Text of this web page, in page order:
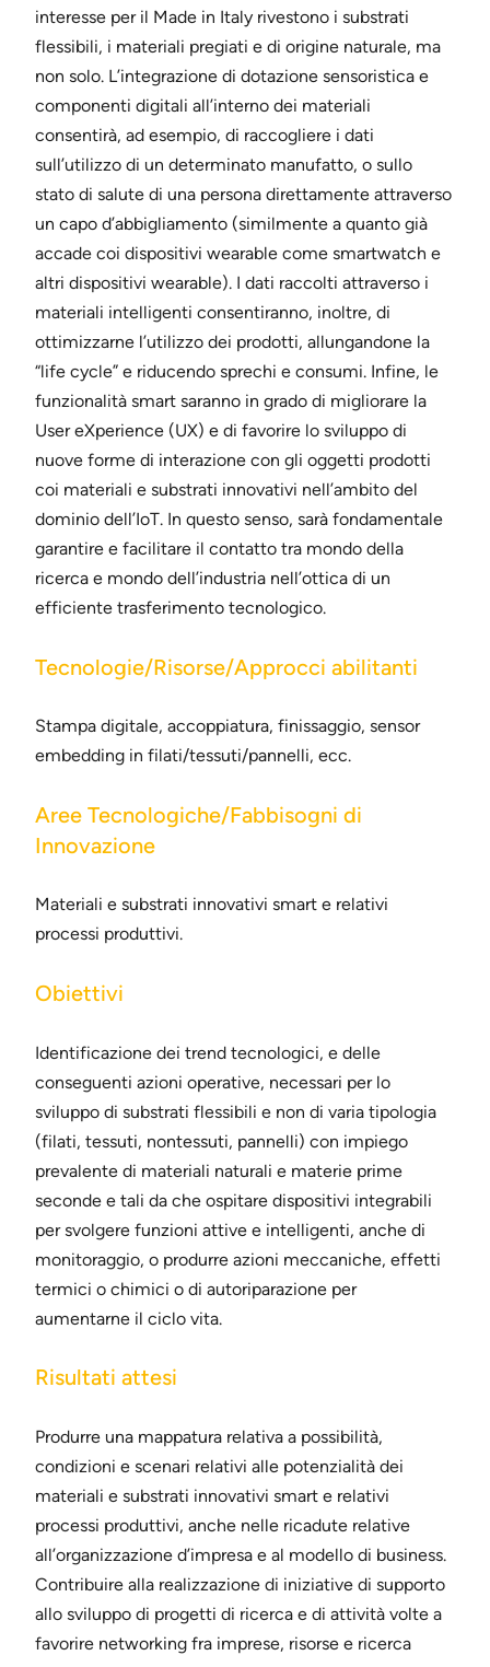
interesse per il Made in Italy rivestono i substrati
flessibili, i materiali pregiati e di origine naturale, ma
non solo. L’integrazione di dotazione sensoristica e
componenti digitali all’interno dei materiali
consentirà, ad esempio, di raccogliere i dati
sull’utilizzo di un determinato manufatto, o sullo
stato di salute di una persona direttamente attraverso
un capo d’abbigliamento (similmente a quanto già
accade coi dispositivi wearable come smartwatch e
altri dispositivi wearable). I dati raccolti attraverso i
materiali intelligenti consentiranno, inoltre, di
ottimizzarne l’utilizzo dei prodotti, allungandone la
“life cycle” e riducendo sprechi e consumi. Infine, le
funzionalità smart saranno in grado di migliorare la
User eXperience (UX) e di favorire lo sviluppo di
nuove forme di interazione con gli oggetti prodotti
coi materiali e substrati innovativi nell’ambito del
dominio dell’IoT. In questo senso, sarà fondamentale
garantire e facilitare il contatto tra mondo della
ricerca e mondo dell’industria nell’ottica di un
efficiente trasferimento tecnologico.
Tecnologie/Risorse/Approcci abilitanti
Stampa digitale, accoppiatura, finissaggio, sensor
embedding in filati/tessuti/pannelli, ecc.
Aree Tecnologiche/Fabbisogni di
Innovazione
Materiali e substrati innovativi smart e relativi
processi produttivi.
Obiettivi
Identificazione dei trend tecnologici, e delle
conseguenti azioni operative, necessari per lo
sviluppo di substrati flessibili e non di varia tipologia
(filati, tessuti, nontessuti, pannelli) con impiego
prevalente di materiali naturali e materie prime
seconde e tali da che ospitare dispositivi integrabili
per svolgere funzioni attive e intelligenti, anche di
monitoraggio, o produrre azioni meccaniche, effetti
termici o chimici o di autoriparazione per
aumentarne il ciclo vita.
Risultati attesi
Produrre una mappatura relativa a possibilità,
condizioni e scenari relativi alle potenzialità dei
materiali e substrati innovativi smart e relativi
processi produttivi, anche nelle ricadute relative
all’organizzazione d’impresa e al modello di business.
Contribuire alla realizzazione di iniziative di supporto
allo sviluppo di progetti di ricerca e di attività volte a
favorire networking fra imprese, risorse e ricerca